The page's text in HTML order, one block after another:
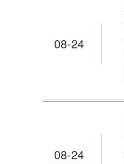
08-24
08-24